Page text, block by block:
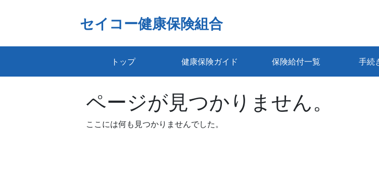
セイコー健康保険組合
トップ 健康保険ガイド 保険給付一覧 手続
ページが見つかりません。
ここには何も見つかりませんでした。